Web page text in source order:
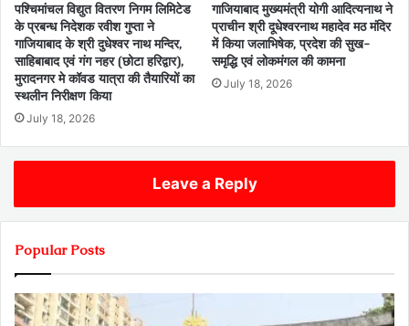
पश्चिमांचल विद्युत वितरण निगम लिमिटेड
के प्रबन्ध निदेशक रवीश गुप्ता ने
गाजियाबाद के श्री दुधेश्वर नाथ मन्दिर,
साहिबाबाद एवं गंग नहर (छोटा हरिद्वार),
मुरादनगर मे कॉवड यात्रा की तैयारियों का
स्थलीन निरीक्षण किया
July 18, 2026
गाजियाबाद मुख्यमंत्री योगी आदित्यनाथ ने
प्राचीन श्री दूधेश्वरनाथ महादेव मठ मंदिर
में किया जलाभिषेक, प्रदेश की सुख-
समृद्धि एवं लोकमंगल की कामना
July 18, 2026
Leave a Reply
Popular Posts